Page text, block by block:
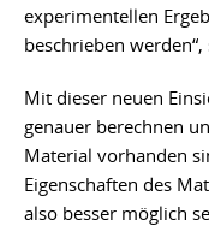
experimentellen
beschrieben werden“,
Mit dieser neuen
genauer berechnen
Material vorhanden
Eigenschaften des
also besser möglich